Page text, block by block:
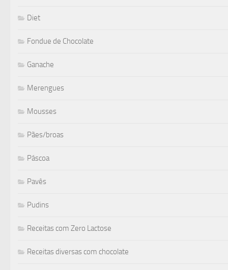
Diet
Fondue de Chocolate
Ganache
Merengues
Mousses
Pães/broas
Páscoa
Pavês
Pudins
Receitas com Zero Lactose
Receitas diversas com chocolate